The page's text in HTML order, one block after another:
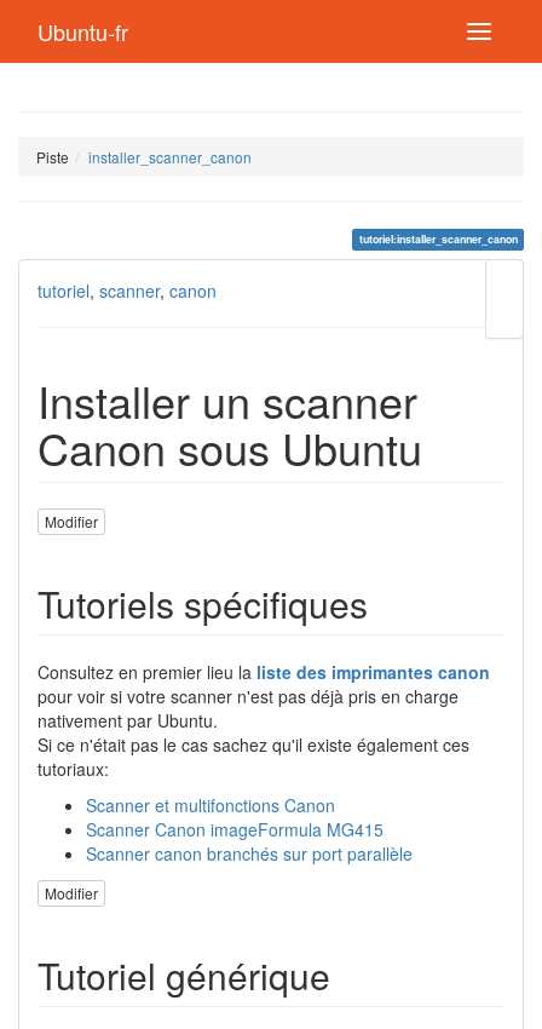
Ubuntu-fr
Piste installer_scanner_canon
tutoriel:installer_scanner_canon
page
tutoriel, scanner, canon
Installer un scanner
Canon sous Ubuntu
Modifier
Tutoriels spécifiques
Consultez en premier lieu la liste des imprimantes canon
pour voir si votre scanner n'est pas déjà pris en charge
nativement par Ubuntu.
Si ce n'était pas le cas sachez qu'il existe également ces
tutoriaux:
Scanner et multifonctions Canon
Scanner Canon imageFormula MG415
Scanner canon branchés sur port parallèle
Modifier
Tutoriel générique